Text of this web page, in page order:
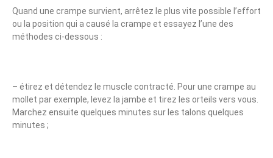
Quand une crampe survient, arrêtez le plus vite possible l’effort
ou la position qui a causé la crampe et essayez l’une des
méthodes ci-dessous :
– étirez et détendez le muscle contracté. Pour une crampe au
mollet par exemple, levez la jambe et tirez les orteils vers vous.
Marchez ensuite quelques minutes sur les talons quelques
minutes ;